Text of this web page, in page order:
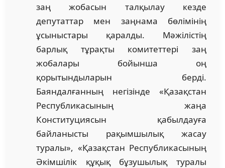
заң жобасын талқылау кезде
депутаттар мен заңнама бөлімінің
ұсыныстары қаралды. Мәжілістің
барлық тұрақты комитеттері заң
жобалары бойынша оң
қорытындыларын берді.
Баяндалғанның негізінде «Қазақстан
Республикасының жаңа
Конституциясын қабылдауға
байланысты рақымшылық жасау
туралы», «Қазақстан Республикасының
Әкімшілік құқық бұзушылық туралы